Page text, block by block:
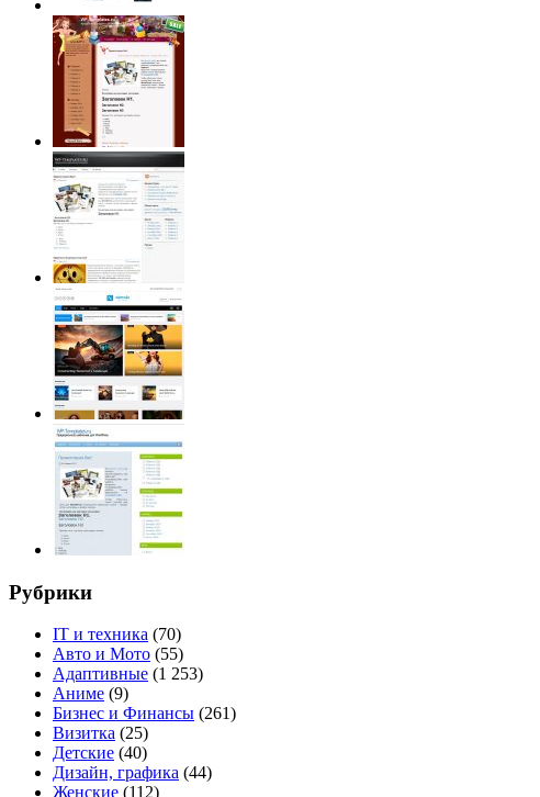
Рубрики
IT и техника (70)
Авто и Мото (55)
Адаптивные (1 253)
Аниме (9)
Бизнес и Финансы (261)
Визитка (25)
Детские (40)
Дизайн, графика (44)
Женские (112)